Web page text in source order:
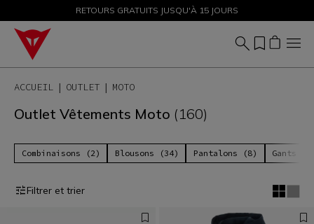
PROMOTIONS JUSQU'À-50 % – ACHETEZ MAINTENANT
RETOURS GRATUITS JUSQU'À 15 JOURS
ACCUEIL OUTLET MOTO
Outlet Vêtements Moto (160)
Combinaisons (2) Blousons (34) Pantalons (8) Gants
Filtrer et trier